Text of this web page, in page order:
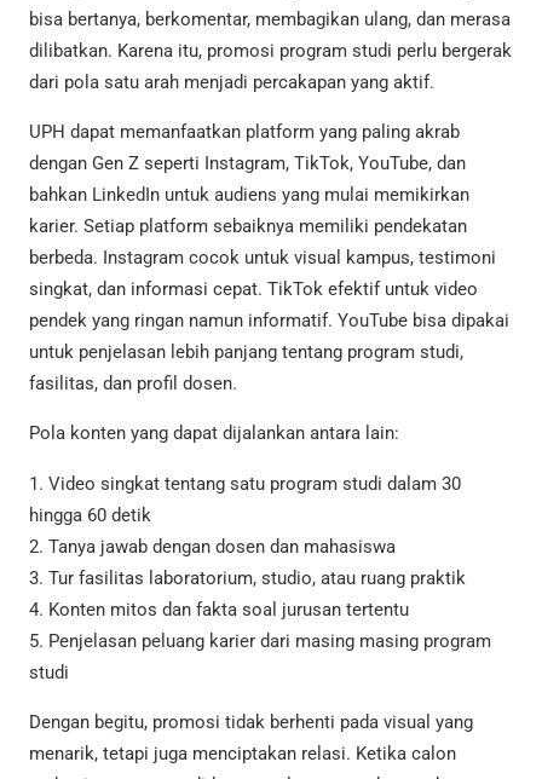
bisa bertanya, berkomentar, membagikan ulang, dan merasa
dilibatkan. Karena itu, promosi program studi perlu bergerak
dari pola satu arah menjadi percakapan yang aktif.
UPH dapat memanfaatkan platform yang paling akrab
dengan Gen Z seperti Instagram, TikTok, YouTube, dan
bahkan LinkedIn untuk audiens yang mulai memikirkan
karier. Setiap platform sebaiknya memiliki pendekatan
berbeda. Instagram cocok untuk visual kampus, testimoni
singkat, dan informasi cepat. TikTok efektif untuk video
pendek yang ringan namun informatif. YouTube bisa dipakai
untuk penjelasan lebih panjang tentang program studi,
fasilitas, dan profil dosen.
Pola konten yang dapat dijalankan antara lain:
1. Video singkat tentang satu program studi dalam 30
hingga 60 detik
2. Tanya jawab dengan dosen dan mahasiswa
3. Tur fasilitas laboratorium, studio, atau ruang praktik
4. Konten mitos dan fakta soal jurusan tertentu
5. Penjelasan peluang karier dari masing masing program
studi
Dengan begitu, promosi tidak berhenti pada visual yang
menarik, tetapi juga menciptakan relasi. Ketika calon